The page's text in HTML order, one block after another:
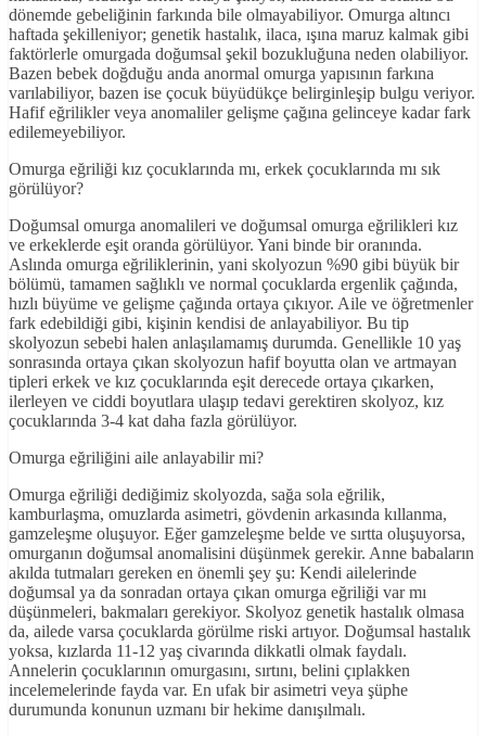
dönemde gebeliğinin farkında bile olmayabiliyor. Omurga altıncı
haftada şekilleniyor; genetik hastalık, ilaca, ışına maruz kalmak gibi
faktörlerle omurgada doğumsal şekil bozukluğuna neden olabiliyor.
Bazen bebek doğduğu anda anormal omurga yapısının farkına
varılabiliyor, bazen ise çocuk büyüdükçe belirginleşip bulgu veriyor.
Hafif eğrilikler veya anomaliler gelişme çağına gelinceye kadar fark
edilemeyebiliyor.
Omurga eğriliği kız çocuklarında mı, erkek çocuklarında mı sık
görülüyor?
Doğumsal omurga anomalileri ve doğumsal omurga eğrilikleri kız
ve erkeklerde eşit oranda görülüyor. Yani binde bir oranında.
Aslında omurga eğriliklerinin, yani skolyozun %90 gibi büyük bir
bölümü, tamamen sağlıklı ve normal çocuklarda ergenlik çağında,
hızlı büyüme ve gelişme çağında ortaya çıkıyor. Aile ve öğretmenler
fark edebildiği gibi, kişinin kendisi de anlayabiliyor. Bu tip
skolyozun sebebi halen anlaşılamamış durumda. Genellikle 10 yaş
sonrasında ortaya çıkan skolyozun hafif boyutta olan ve artmayan
tipleri erkek ve kız çocuklarında eşit derecede ortaya çıkarken,
ilerleyen ve ciddi boyutlara ulaşıp tedavi gerektiren skolyoz, kız
çocuklarında 3-4 kat daha fazla görülüyor.
Omurga eğriliğini aile anlayabilir mi?
Omurga eğriliği dediğimiz skolyozda, sağa sola eğrilik,
kamburlaşma, omuzlarda asimetri, gövdenin arkasında kıllanma,
gamzeleşme oluşuyor. Eğer gamzeleşme belde ve sırtta oluşuyorsa,
omurganın doğumsal anomalisini düşünmek gerekir. Anne babaların
akılda tutmaları gereken en önemli şey şu: Kendi ailelerinde
doğumsal ya da sonradan ortaya çıkan omurga eğriliği var mı
düşünmeleri, bakmaları gerekiyor. Skolyoz genetik hastalık olmasa
da, ailede varsa çocuklarda görülme riski artıyor. Doğumsal hastalık
yoksa, kızlarda 11-12 yaş civarında dikkatli olmak faydalı.
Annelerin çocuklarının omurgasını, sırtını, belini çıplakken
incelemelerinde fayda var. En ufak bir asimetri veya şüphe
durumunda konunun uzmanı bir hekime danışılmalı.